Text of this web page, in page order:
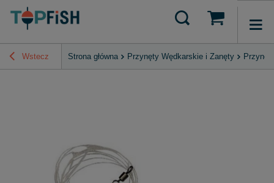
Wstecz Strona główna Przynęty Wędkarskie i Zanęty